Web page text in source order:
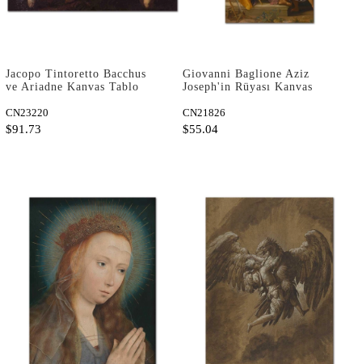
Jacopo Tintoretto Bacchus
ve Ariadne Kanvas Tablo
CN23220
$91.73
Giovanni Baglione Aziz
Joseph'in Rüyası Kanvas
CN21826
$55.04